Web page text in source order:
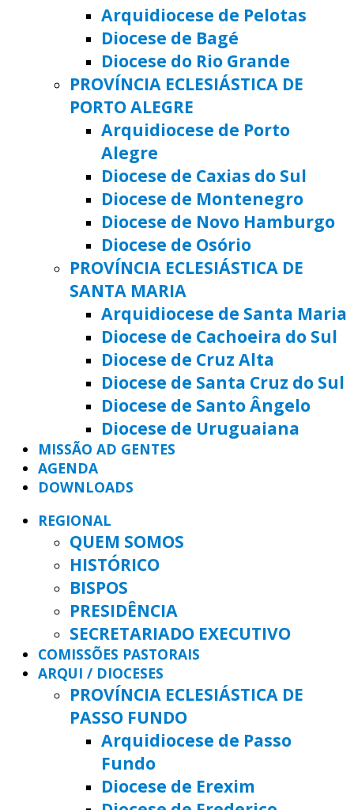
Arquidiocese de Pelotas
Diocese de Bagé
Diocese do Rio Grande
PROVÍNCIA ECLESIÁSTICA DE
PORTO ALEGRE
Arquidiocese de Porto
Alegre
Diocese de Caxias do Sul
Diocese de Montenegro
Diocese de Novo Hamburgo
Diocese de Osório
PROVÍNCIA ECLESIÁSTICA DE
SANTA MARIA
Arquidiocese de Santa Maria
Diocese de Cachoeira do Sul
Diocese de Cruz Alta
Diocese de Santa Cruz do Sul
Diocese de Santo Ângelo
Diocese de Uruguaiana
MISSÃO AD GENTES
AGENDA
DOWNLOADS
REGIONAL
QUEM SOMOS
HISTÓRICO
BISPOS
PRESIDÊNCIA
SECRETARIADO EXECUTIVO
COMISSÕES PASTORAIS
ARQUI / DIOCESES
PROVÍNCIA ECLESIÁSTICA DE
PASSO FUNDO
Arquidiocese de Passo
Fundo
Diocese de Erexim